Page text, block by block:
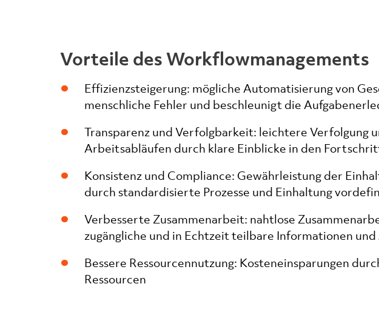
Vorteile des Workflowmanagements
Effizienzsteigerung: mögliche Automatisierung von
menschliche Fehler und beschleunigt die
Transparenz und Verfolgbarkeit: leichtere Verfolgung
Arbeitsabläufen durch klare Einblicke in den
Konsistenz und Compliance: Gewährleistung der
durch standardisierte Prozesse und Einhaltung
Verbesserte Zusammenarbeit: nahtlose
zugängliche und in Echtzeit teilbare Informationen und
Bessere Ressourcennutzung: Kosteneinsparungen
Ressourcen